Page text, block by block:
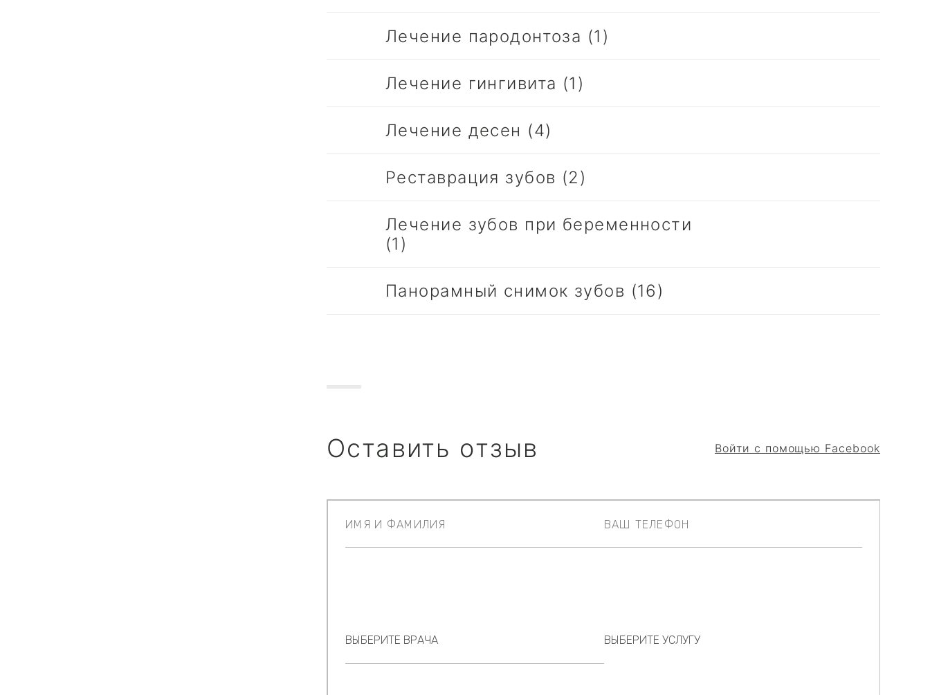
Лечение пародонтоза (1)
Лечение гингивита (1)
Лечение десен (4)
Реставрация зубов (2)
Лечение зубов при беременности
(1)
Панорамный снимок зубов (16)
Оставить отзыв Войти с помощью Facebook
ВЫБЕРИТЕ ВРАЧА ВЫБЕРИТЕ УСЛУГУ